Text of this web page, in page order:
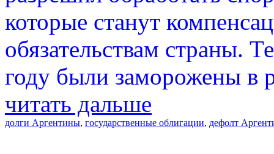
которые станут
обязательствам страны.
году были заморожены в
читать дальше
долги Аргентины, государственные облигации, дефолт